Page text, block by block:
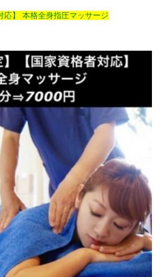
応】 本格全身指圧マッサージ